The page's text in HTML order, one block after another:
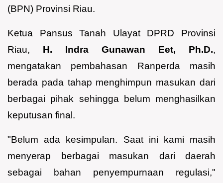
(BPN) Provinsi Riau.
Ketua Pansus Tanah Ulayat DPRD Provinsi
Riau, H. Indra Gunawan Eet, Ph.D.,
mengatakan pembahasan Ranperda masih
berada pada tahap menghimpun masukan dari
berbagai pihak sehingga belum menghasilkan
keputusan final.
"Belum ada kesimpulan. Saat ini kami masih
menyerap berbagai masukan dari daerah
sebagai bahan penyempurnaan regulasi,"